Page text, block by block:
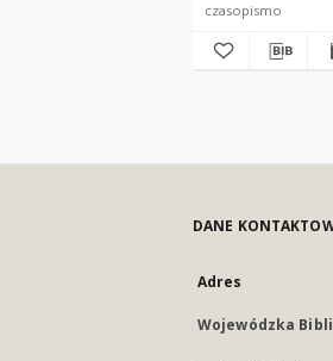
czasopismo
DANE
Adres
Wojewódzka